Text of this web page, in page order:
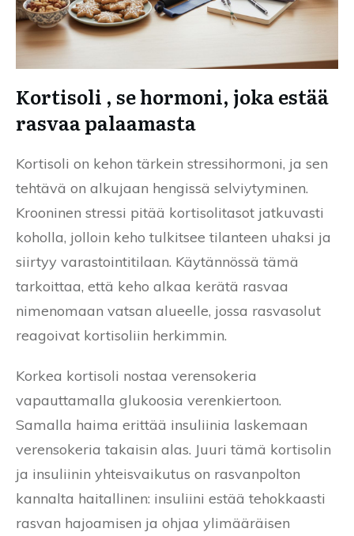
Kortisoli , se hormoni, joka estää
rasvaa palaamasta
Kortisoli on kehon tärkein stressihormoni, ja sen
tehtävä on alkujaan hengissä selviytyminen.
Krooninen stressi pitää kortisolitasot jatkuvasti
koholla, jolloin keho tulkitsee tilanteen uhaksi ja
siirtyy varastointitilaan. Käytännössä tämä
tarkoittaa, että keho alkaa kerätä rasvaa
nimenomaan vatsan alueelle, jossa rasvasolut
reagoivat kortisoliin herkimmin.
Korkea kortisoli nostaa verensokeria
vapauttamalla glukoosia verenkiertoon.
Samalla haima erittää insuliinia laskemaan
verensokeria takaisin alas. Juuri tämä kortisolin
ja insuliinin yhteisvaikutus on rasvanpolton
kannalta haitallinen: insuliini estää tehokkaasti
rasvan hajoamisen ja ohjaa ylimääräisen